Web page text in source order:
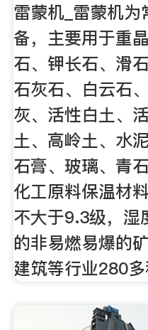
雷蒙机_雷蒙机为
备，主要用于重
石、钾长石、滑
石灰石、白云石
灰、活性白土、
土、高岭土、水
石膏、玻璃、青
化工原料保温材
不大于9.3级，湿
的非易燃易爆的
建筑等行业280